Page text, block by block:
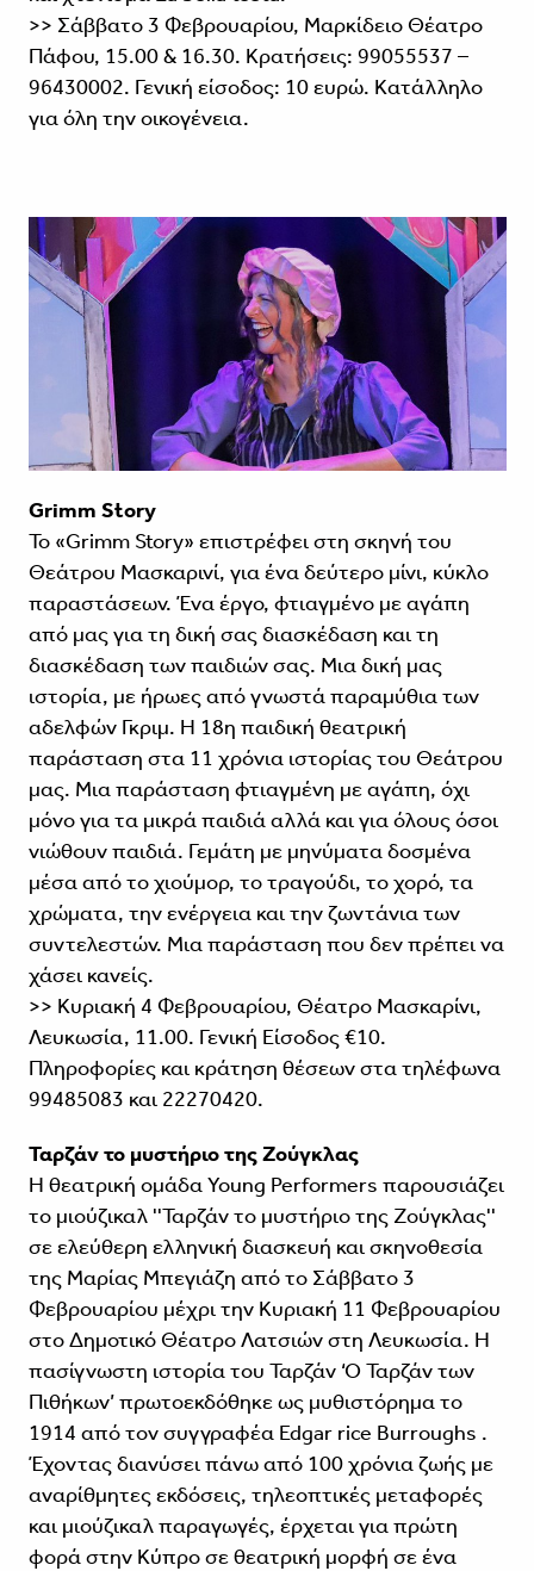
>> Σάββατο 3 Φεβρουαρίου, Μαρκίδειο Θέατρο
Πάφου, 15.00 & 16.30. Κρατήσεις: 99055537 –
96430002. Γενική είσοδος: 10 ευρώ. Κατάλληλο
για όλη την οικογένεια.
Grimm Story
Το «Grimm Story» επιστρέφει στη σκηνή του
Θεάτρου Μασκαρινί, για ένα δεύτερο μίνι, κύκλο
παραστάσεων. Ένα έργο, φτιαγμένο με αγάπη
από μας για τη δική σας διασκέδαση και τη
διασκέδαση των παιδιών σας. Μια δική μας
ιστορία, με ήρωες από γνωστά παραμύθια των
αδελφών Γκριμ. H 18η παιδική θεατρική
παράσταση στα 11 χρόνια ιστορίας του Θεάτρου
μας. Μια παράσταση φτιαγμένη με αγάπη, όχι
μόνο για τα μικρά παιδιά αλλά και για όλους όσοι
νιώθουν παιδιά. Γεμάτη με μηνύματα δοσμένα
μέσα από το χιούμορ, το τραγούδι, το χορό, τα
χρώματα, την ενέργεια και την ζωντάνια των
συντελεστών. Μια παράσταση που δεν πρέπει να
χάσει κανείς.
>> Κυριακή 4 Φεβρουαρίου, Θέατρο Μασκαρίνι,
Λευκωσία, 11.00. Γενική Είσοδος €10.
Πληροφορίες και κράτηση θέσεων στα τηλέφωνα
99485083 και 22270420.
Ταρζάν το μυστήριο της Ζούγκλας
H θεατρική ομάδα Young Performers παρουσιάζει
το μιούζικαλ ''Ταρζάν το μυστήριο της Ζούγκλας''
σε ελεύθερη ελληνική διασκευή και σκηνοθεσία
της Μαρίας Μπεγιάζη από το Σάββατο 3
Φεβρουαρίου μέχρι την Κυριακή 11 Φεβρουαρίου
στο Δημοτικό Θέατρο Λατσιών στη Λευκωσία. Η
πασίγνωστη ιστορία του Ταρζάν ‘Ο Ταρζάν των
Πιθήκων’ πρωτοεκδόθηκε ως μυθιστόρημα το
1914 από τον συγγραφέα Edgar rice Burroughs .
Έχοντας διανύσει πάνω από 100 χρόνια ζωής με
αναρίθμητες εκδόσεις, τηλεοπτικές μεταφορές
και μιούζικαλ παραγωγές, έρχεται για πρώτη
φορά στην Κύπρο σε θεατρική μορφή σε ένα